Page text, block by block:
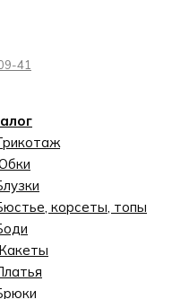
41
корсеты, топы